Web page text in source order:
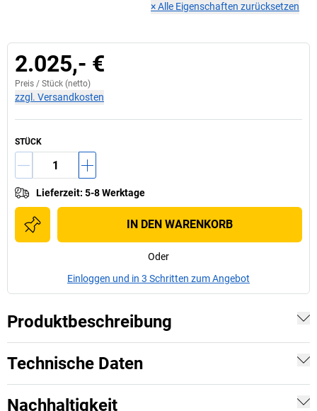
×Alle Eigenschaften zurücksetzen
2.025,- €
Preis / Stück (netto)
zzgl. Versandkosten
STÜCK
Lieferzeit: 5-8 Werktage
IN DEN WARENKORB
Oder
Einloggen und in 3 Schritten zum Angebot
Produktbeschreibung
Technische Daten
Nachhaltigkeit